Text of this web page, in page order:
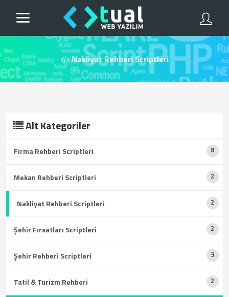
Nakliyat Rehberi Scriptleri
Alt Kategoriler
Firma Rehberi Scriptleri
Mekan Rehberi Scriptleri
Nakliyat Rehberi Scriptleri
Şehir Fırsatları Scriptleri
Şehir Rehberi Scriptleri
Tatil & Turizm Rehberi